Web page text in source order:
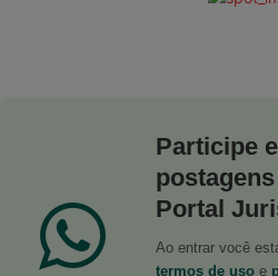
Participe
Portal
Ao entrar você
termos de uso e